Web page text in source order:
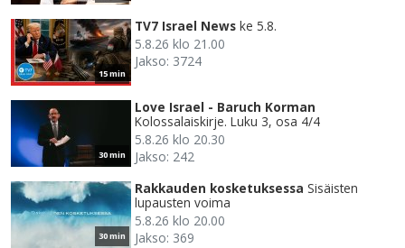
15 min
TV7 Israel News ke 5.8.
5.8.26 klo 21.00
Jakso: 3724
30 min
Love Israel - Baruch Korman
Kolossalaiskirje. Luku 3, osa 4/4
5.8.26 klo 20.30
Jakso: 242
30 min
Rakkauden kosketuksessa Sisäisten
lupausten voima
5.8.26 klo 20.00
Jakso: 369